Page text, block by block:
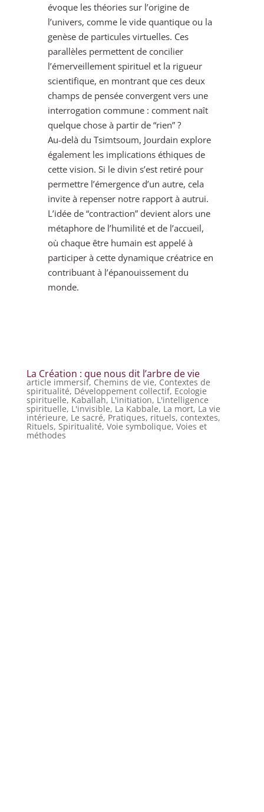
évoque les théories sur l’origine de
l’univers, comme le vide quantique ou la
genèse de particules virtuelles. Ces
parallèles permettent de concilier
l’émerveillement spirituel et la rigueur
scientifique, en montrant que ces deux
champs de pensée convergent vers une
interrogation commune : comment naît
quelque chose à partir de “rien” ?
Au-delà du Tsimtsoum, Jourdain explore
également les implications éthiques de
cette vision. Si le divin s’est retiré pour
permettre l’émergence d’un autre, cela
invite à repenser notre rapport à autrui.
L’idée de “contraction” devient alors une
métaphore de l’humilité et de l’accueil,
où chaque être humain est appelé à
participer à cette dynamique créatrice en
contribuant à l’épanouissement du
monde.
La Création : que nous dit l’arbre de vie
article immersif, Chemins de vie, Contextes de
spiritualité, Développement collectif, Ecologie
spirituelle, Kaballah, L'initiation, L'intelligence
spirituelle, L'invisible, La Kabbale, La mort, La vie
intérieure, Le sacré, Pratiques, rituels, contextes,
Rituels, Spiritualité, Voie symbolique, Voies et
méthodes